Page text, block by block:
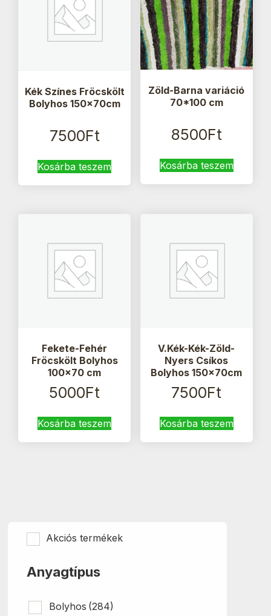
Kék Színes Fröcskölt
Bolyhos 150x70cm
7500Ft
Kosárba teszem
Zöld-Barna variáció
70*100 cm
8500Ft
Kosárba teszem
Fekete-Fehér
Fröcskölt Bolyhos
100×70 cm
5000Ft
Kosárba teszem
V.Kék-Kék-Zöld-
Nyers Csíkos
Bolyhos 150x70cm
7500Ft
Kosárba teszem
Akciós termékek
Anyagtípus
Bolyhos (284)